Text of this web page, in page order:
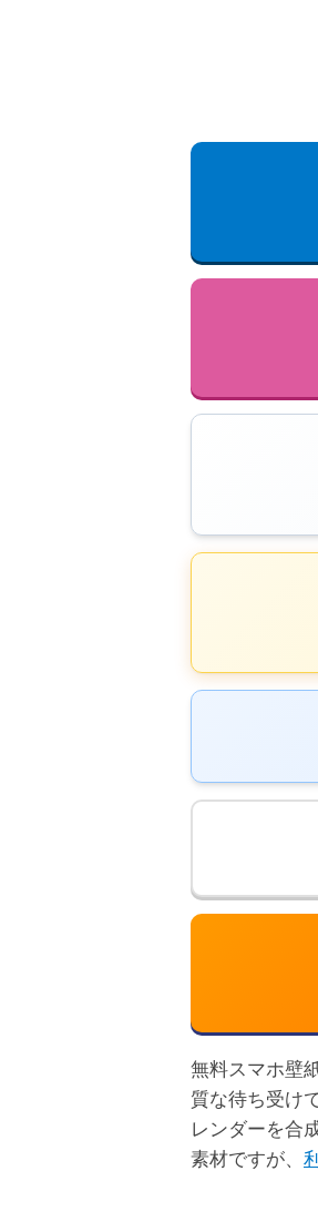
無料スマホ壁
質な待ち受け
レンダーを合
素材ですが、